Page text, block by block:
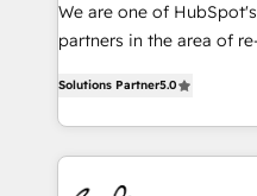
We are one of
partners in the area of
implementations for
companies. We are woman-owned, powered by
coffee, and we ❤️ dogs. We produce award-winning
work for our clients. 🏆2023 Technical Expertise
Solutions Partner5.0